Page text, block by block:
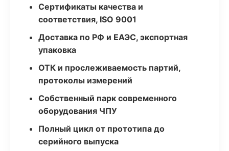
Сертификаты качества и
соответствия, ISO 9001
Доставка по РФ и ЕАЭС, экспортная
упаковка
ОТК и прослеживаемость партий,
протоколы измерений
Собственный парк современного
оборудования ЧПУ
Полный цикл от прототипа до
серийного выпуска